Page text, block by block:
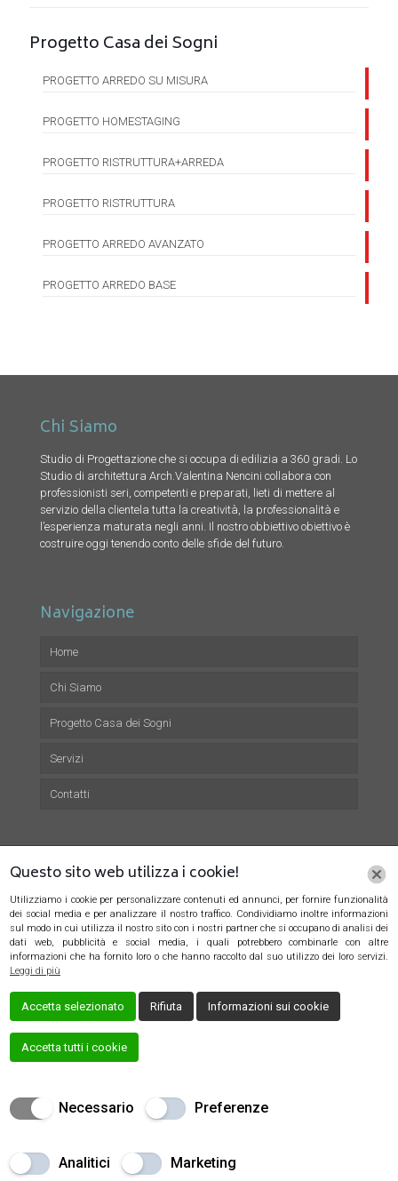
Progetto Casa dei Sogni
PROGETTO ARREDO SU MISURA
PROGETTO HOMESTAGING
PROGETTO RISTRUTTURA+ARREDA
PROGETTO RISTRUTTURA
PROGETTO ARREDO AVANZATO
PROGETTO ARREDO BASE
Chi Siamo
Studio di Progettazione che si occupa di edilizia a 360 gradi. Lo
Studio di architettura Arch.Valentina Nencini collabora con
professionisti seri, competenti e preparati, lieti di mettere al
servizio della clientela tutta la creatività, la professionalità e
l’esperienza maturata negli anni. Il nostro obbiettivo obiettivo è
costruire oggi tenendo conto delle sfide del futuro.
Navigazione
Home
Chi Siamo
Progetto Casa dei Sogni
Servizi
Contatti
Info Contatti
Telefono: +39 3384482188
Indirizzo: Via II Giugno, 31, 50019 Sesto Fiorentino, Italia
Social: Facebook
Copyrights © 2019 Architetto Valentina Nencini - P. IVA
06247310482 | Tutti i diritti riservati.
Questo sito web utilizza i cookie!
Utilizziamo i cookie per personalizzare contenuti ed annunci, per fornire funzionalità
dei social media e per analizzare il nostro traffico. Condividiamo inoltre informazioni
sul modo in cui utilizza il nostro sito con i nostri partner che si occupano di analisi dei
dati web, pubblicità e social media, i quali potrebbero combinarle con altre
informazioni che ha fornito loro o che hanno raccolto dal suo utilizzo dei loro servizi.
Leggi di più
Accetta selezionato Rifiuta Informazioni sui cookie
Accetta tutti i cookie
Necessario Preferenze
Analitici Marketing